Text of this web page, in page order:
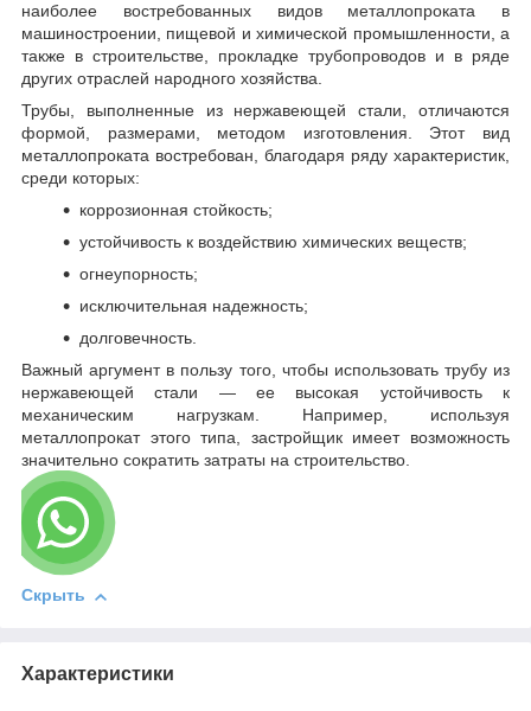
наиболее востребованных видов металлопроката в
машиностроении, пищевой и химической промышленности, а
также в строительстве, прокладке трубопроводов и в ряде
других отраслей народного хозяйства.
Трубы, выполненные из нержавеющей стали, отличаются
формой, размерами, методом изготовления. Этот вид
металлопроката востребован, благодаря ряду характеристик,
среди которых:
коррозионная стойкость;
устойчивость к воздействию химических веществ;
огнеупорность;
исключительная надежность;
долговечность.
Важный аргумент в пользу того, чтобы использовать трубу из
нержавеющей стали — ее высокая устойчивость к
механическим нагрузкам. Например, используя
металлопрокат этого типа, застройщик имеет возможность
значительно сократить затраты на строительство.
Скрыть
Характеристики